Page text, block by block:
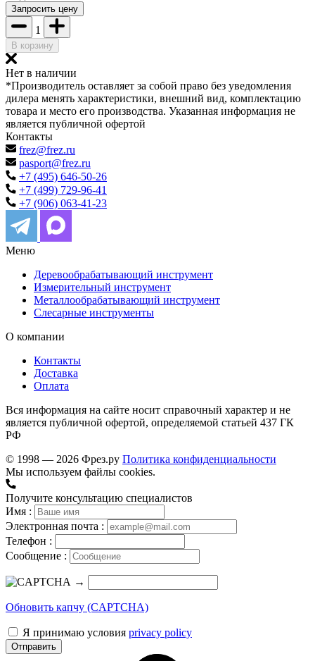
Запросить цену
1
В корзину
Нет в наличии
*Производитель оставляет за собой право без уведомления
дилера менять характеристики, внешний вид, комплектацию
товара и место его производства. Указанная информация не
является публичной офертой
Контакты
frez@frez.ru
pasport@frez.ru
+7 (495) 646-50-26
+7 (499) 729-96-41
+7 (906) 063-41-23
Меню
Деревообрабатывающий инструмент
Измерительный инструмент
Металлообрабатывающий инструмент
Слесарные инструменты
О компании
Контакты
Доставка
Оплата
Вся информация на сайте носит справочный характер и не
является публичной офертой, определяемой статьей 437 ГК
РФ
© 1998 — 2026 Фрез.ру Политика конфиденциальности
Мы используем файлы cookies.
Получите консультацию специалистов
Имя :
Электронная почта :
Телефон :
Сообщение :
→
Обновить капчу (CAPTCHA)
Я принимаю условия privacy policy
Отправить